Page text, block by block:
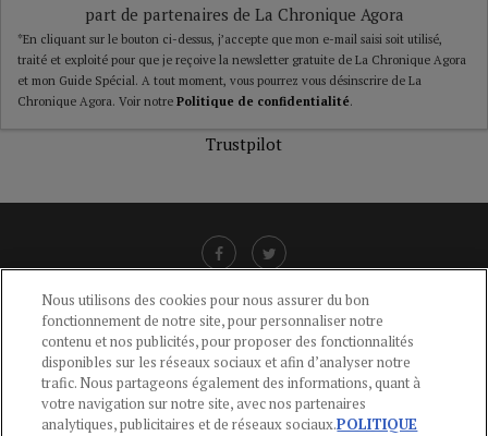
part de partenaires de La Chronique Agora
*En cliquant sur le bouton ci-dessus, j’accepte que mon e-mail saisi soit utilisé,
traité et exploité pour que je reçoive la newsletter gratuite de La Chronique Agora
et mon Guide Spécial. A tout moment, vous pourrez vous désinscrire de La
Chronique Agora. Voir notre Politique de confidentialité.
Trustpilot
CGU-POLITIQUE DE CONFIDENTIALITÉ -POLITIQUE DES COOKIES
MENTIONS LÉGALES -AIDE
CONTACT
Nous utilisons des cookies pour nous assurer du bon
fonctionnement de notre site, pour personnaliser notre
contenu et nos publicités, pour proposer des fonctionnalités
disponibles sur les réseaux sociaux et afin d’analyser notre
trafic. Nous partageons également des informations, quant à
votre navigation sur notre site, avec nos partenaires
analytiques, publicitaires et de réseaux sociaux.POLITIQUE